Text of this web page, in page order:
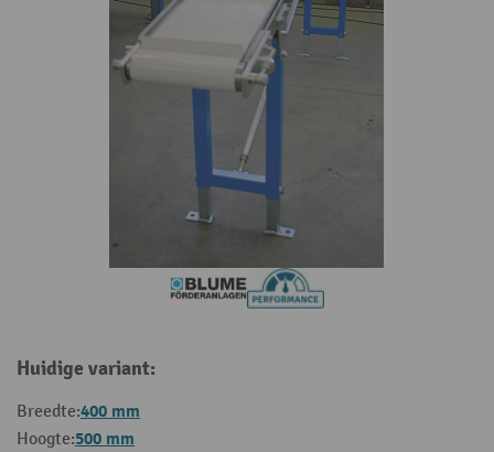
Huidige variant:
Breedte:400 mm
Hoogte:500 mm